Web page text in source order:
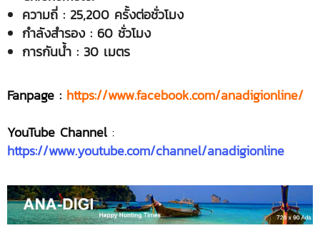
ความถี่ : 25,200 ครั้งต่อชั่วโมง
กำลังสำรอง : 60 ชั่วโมง
การกันน้ำ : 30 เมตร
Fanpage : https://www.facebook.com/anadigionline/
YouTube Channel :
https://www.youtube.com/channel/anadigionline